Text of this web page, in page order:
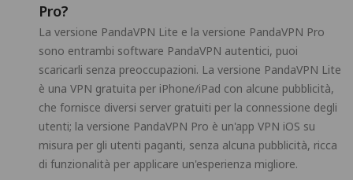
Pro?
La versione PandaVPN Lite e la versione PandaVPN Pro
sono entrambi software PandaVPN autentici, puoi
scaricarli senza preoccupazioni. La versione PandaVPN Lite
è una VPN gratuita per iPhone/iPad con alcune pubblicità,
che fornisce diversi server gratuiti per la connessione degli
utenti; la versione PandaVPN Pro è un'app VPN iOS su
misura per gli utenti paganti, senza alcuna pubblicità, ricca
di funzionalità per applicare un'esperienza migliore.